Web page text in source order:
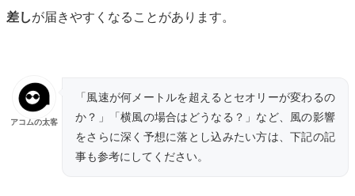
差しが届きやすくなることがあります。
アコムの太客
「風速が何メートルを超えるとセオリーが変わるの
か？」「横風の場合はどうなる？」など、風の影響
をさらに深く予想に落とし込みたい方は、下記の記
事も参考にしてください。